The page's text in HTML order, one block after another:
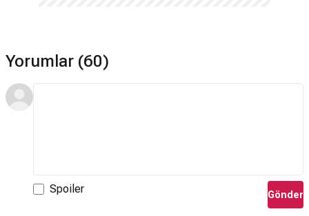
Yorumlar (60)
Spoiler Gönder